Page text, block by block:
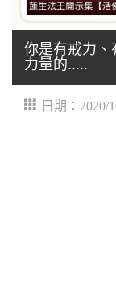
你是有戒力
力量的.....
日期：2020/